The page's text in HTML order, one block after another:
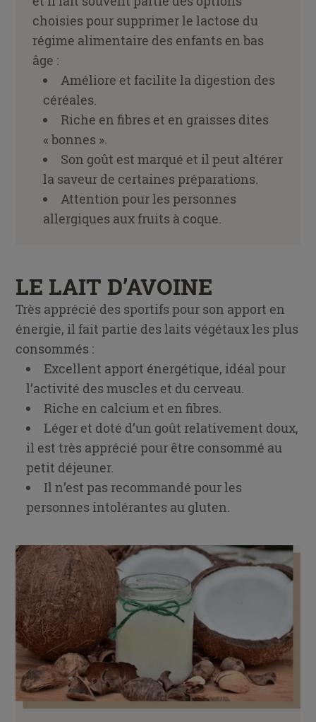
choisies pour supprimer le lactose du
régime alimentaire des enfants en bas
âge :
Améliore et facilite la digestion des
céréales.
Riche en fibres et en graisses dites
« bonnes ».
Son goût est marqué et il peut altérer
la saveur de certaines préparations.
Attention pour les personnes
allergiques aux fruits à coque.
LE LAIT D’AVOINE
Très apprécié des sportifs pour son apport en
énergie, il fait partie des laits végétaux les plus
consommés :
Excellent apport énergétique, idéal pour
l’activité des muscles et du cerveau.
Riche en calcium et en fibres.
Léger et doté d’un goût relativement doux,
il est très apprécié pour être consommé au
petit déjeuner.
Il n’est pas recommandé pour les
personnes intolérantes au gluten.